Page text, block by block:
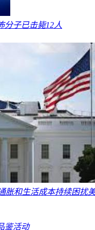
分子已击毙12人
胀和生活成本持续困扰
鉴活动